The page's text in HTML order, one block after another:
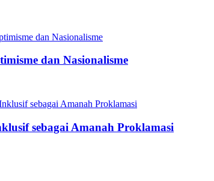
dan Nasionalisme
sebagai Amanah Proklamasi